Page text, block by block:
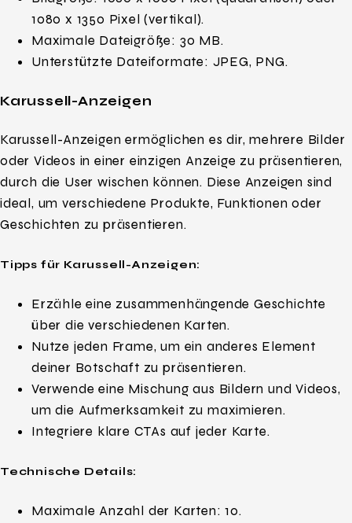
1080 x 1350 Pixel (vertikal).
Maximale Dateigröße: 30 MB.
Unterstützte Dateiformate: JPEG, PNG.
Karussell-Anzeigen
Karussell-Anzeigen ermöglichen es dir, mehrere Bilder
oder Videos in einer einzigen Anzeige zu präsentieren,
durch die User wischen können. Diese Anzeigen sind
ideal, um verschiedene Produkte, Funktionen oder
Geschichten zu präsentieren.
Tipps für Karussell-Anzeigen:
Erzähle eine zusammenhängende Geschichte
über die verschiedenen Karten.
Nutze jeden Frame, um ein anderes Element
deiner Botschaft zu präsentieren.
Verwende eine Mischung aus Bildern und Videos,
um die Aufmerksamkeit zu maximieren.
Integriere klare CTAs auf jeder Karte.
Technische Details:
Maximale Anzahl der Karten: 10.